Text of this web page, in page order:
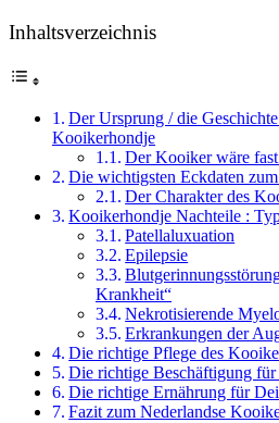
Inhaltsverzeichnis
Der Ursprung / die
Kooikerhondje
Der Kooiker wäre fast
Die wichtigsten Eckdaten
Der Charakter des
Kooikerhondje Nachteile :
Patellaluxuation
Epilepsie
Krankheit“
Nekrotisierende
Erkrankungen der
Die richtige Pflege des
Die richtige Beschäftigung
Die richtige Ernährung für
Fazit zum Nederlandse